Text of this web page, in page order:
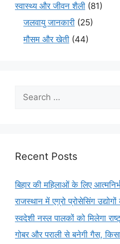
स्वास्थ्य और जीवन शैली (81)
जलवायु जानकारी (25)
मौसम और खेती (44)
Recent Posts
बिहार की महिलाओं के लिए
राजस्थान में एग्रो प्रोसेसिंग
स्वदेशी नस्ल पालकों को मिलेगा
गोबर और पराली से बनेगी गैस,